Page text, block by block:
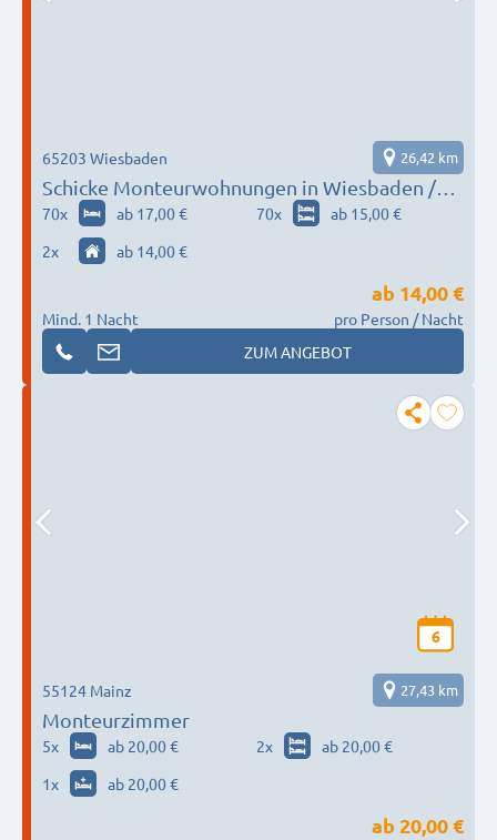
Schicke Monteurwohnungen in Wiesbaden /
Mainz
65203 Wiesbaden 26,42 km
70x ab 17,00 € 70x
ab 15,00 €
2x ab 14,00 €
Mind. 1 Nacht
ab 14,00 €
pro Person / Nacht
ZUM ANGEBOT
6
Monteurzimmer
55124 Mainz 27,43 km
5x ab 20,00 € 2x
ab 20,00 €
1x ab 20,00 €
ab 20,00 €